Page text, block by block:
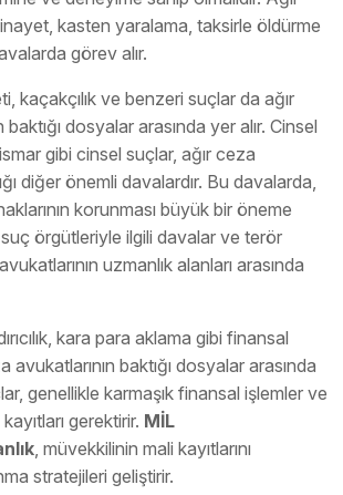
kasten yaralama, taksirle öldürme
görev alır.
kaçakçılık ve benzeri suçlar da ağır
dosyalar arasında yer alır. Cinsel
gibi cinsel suçlar, ağır ceza
diğer önemli davalardır. Bu davalarda,
korunması büyük bir öneme
örgütleriyle ilgili davalar ve terör
uzmanlık alanları arasında
kara para aklama gibi finansal
avukatlarının baktığı dosyalar arasında
genellikle karmaşık finansal işlemler ve
gerektirir. MİL
, müvekkilinin mali kayıtlarını
stratejileri geliştirir.